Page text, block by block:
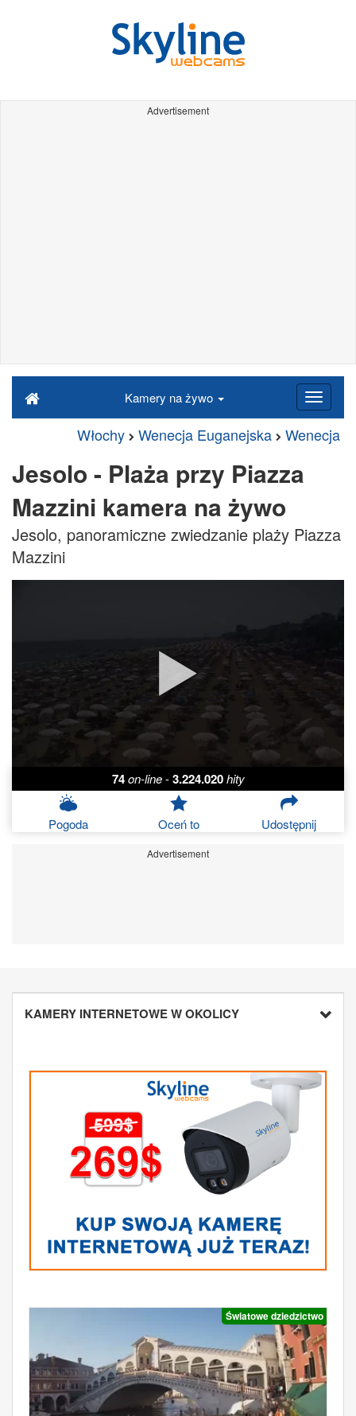
Advertisement
Kamery na żywo
Włochy Wenecja Euganejska Wenecja
Jesolo - Plaża przy Piazza
Mazzini kamera na żywo
Jesolo, panoramiczne zwiedzanie plaży Piazza
Mazzini
74 on-line - 3.224.020 hity
Pogoda Oceń to Udostępnij
Advertisement
KAMERY INTERNETOWE W OKOLICY
Światowe dziedzictwo